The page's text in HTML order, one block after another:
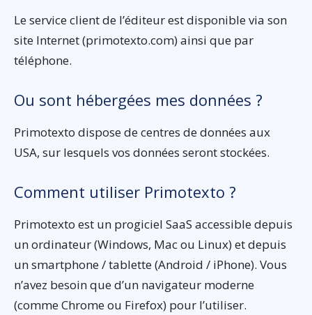
Le service client de l’éditeur est disponible via son
site Internet (primotexto.com) ainsi que par
téléphone.
Ou sont hébergées mes données ?
Primotexto dispose de centres de données aux
USA, sur lesquels vos données seront stockées.
Comment utiliser Primotexto ?
Primotexto est un progiciel SaaS accessible depuis
un ordinateur (Windows, Mac ou Linux) et depuis
un smartphone / tablette (Android / iPhone). Vous
n’avez besoin que d’un navigateur moderne
(comme Chrome ou Firefox) pour l’utiliser.